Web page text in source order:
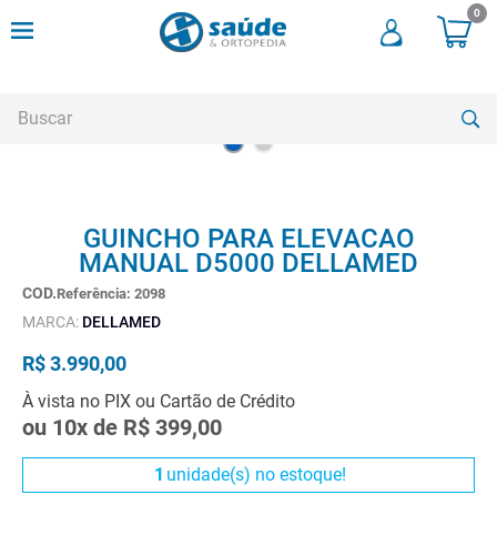
0
GUINCHO PARA ELEVACAO
MANUAL D5000 DELLAMED
Referência: 2098
MARCA: DELLAMED
R$3.990,00
À vista no PIX ou Cartão de Crédito
ou 10x de R$ 399,00
1 unidade(s) no estoque!
andadores
meia compressao
3º
cadeira rodas
4º
andador
5º
cadeira rodas agile
6º
cadeira higienica